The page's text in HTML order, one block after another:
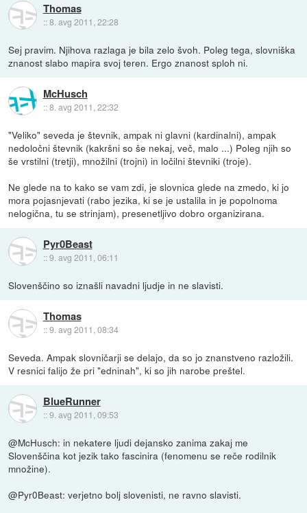
Thomas
::8. avg 2011, 22:28
Sej pravim. Njihova razlaga je bila zelo švoh. Poleg tega, slovniška
znanost slabo mapira svoj teren. Ergo znanost sploh ni.
McHusch
::8. avg 2011, 22:32
"Veliko" seveda je števnik, ampak ni glavni (kardinalni), ampak
nedoločni števnik (kakršni so še nekaj, več, malo ...) Poleg njih so
še vrstilni (tretji), množilni (trojni) in ločilni števniki (troje).
Ne glede na to kako se vam zdi, je slovnica glede na zmedo, ki jo
mora pojasnjevati (rabo jezika, ki se je ustalila in je popolnoma
nelogična, tu se strinjam), presenetljivo dobro organizirana.
Pyr0Beast
::9. avg 2011, 06:11
Slovenščino so iznašli navadni ljudje in ne slavisti.
Thomas
::9. avg 2011, 08:34
Seveda. Ampak slovničarji se delajo, da so jo znanstveno razložili.
V resnici falijo že pri "edninah", ki so jih narobe preštel.
BlueRunner
::9. avg 2011, 09:53
@McHusch: in nekatere ljudi dejansko zanima zakaj me
Slovenščina kot jezik tako fascinira (fenomenu se reče rodilnik
množine).
@Pyr0Beast: verjetno bolj slovenisti, ne ravno slavisti.